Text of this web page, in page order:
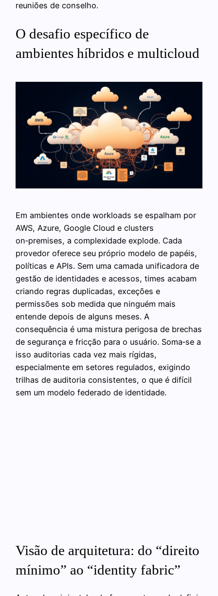
reuniões de conselho.
O desafio específico de
ambientes híbridos e multicloud
Em ambientes onde workloads se espalham por
AWS, Azure, Google Cloud e clusters
on‑premises, a complexidade explode. Cada
provedor oferece seu próprio modelo de papéis,
políticas e APIs. Sem uma camada unificadora de
gestão de identidades e acessos, times acabam
criando regras duplicadas, exceções e
permissões sob medida que ninguém mais
entende depois de alguns meses. A
consequência é uma mistura perigosa de brechas
de segurança e fricção para o usuário. Soma‑se a
isso auditorias cada vez mais rígidas,
especialmente em setores regulados, exigindo
trilhas de auditoria consistentes, o que é difícil
sem um modelo federado de identidade.
Visão de arquitetura: do “direito
mínimo” ao “identity fabric”